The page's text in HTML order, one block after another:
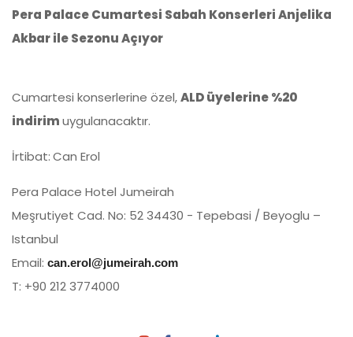
Pera Palace Cumartesi Sabah Konserleri Anjelika
Akbar ile Sezonu Açıyor
Cumartesi konserlerine özel,ALD üyelerine %20
indirimuygulanacaktır.
İrtibat:Can Erol
Pera Palace Hotel Jumeirah
Meşrutiyet Cad. No: 52 34430 - Tepebasi / Beyoglu –
Istanbul
Email: can.erol@jumeirah.com
T: +90 212 3774000